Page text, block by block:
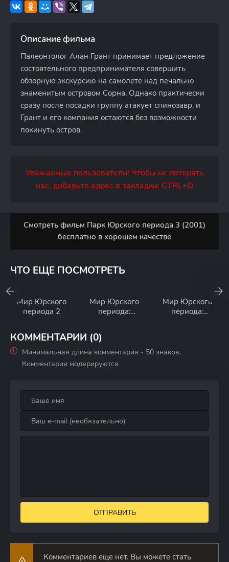
Описание фильма
Палеонтолог Алан Грант принимает предложение
состоятельного предпринимателя совершить
обзорную экскурсию на самолёте над печально
знаменитым островом Сорна. Однако практически
сразу после посадки группу атакует спинозавр, и
Грант и его компания остаются без возможности
покинуть остров.
Уважаемые пользователи! Чтобы не потерять
нас, добавьте адрес в закладки: CTRL+D
Смотреть фильм Парк Юрского периода 3 (2001)
бесплатно в хорошем качестве
ЧТО ЕЩЕ ПОСМОТРЕТЬ
Мир Юрского
периода 2
Мир Юрского
периода:
Мир Юрского
периода:
КОММЕНТАРИИ (0)
Минимальная длина комментария - 50 знаков.
Комментарии модерируются
ОТПРАВИТЬ
Комментариев еще нет. Вы можете стать